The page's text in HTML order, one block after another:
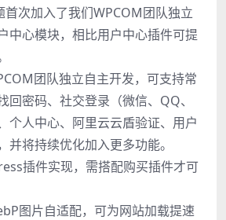
次加入了我们WPCOM团队独立
中心模块，相比用户中心插件可提
团队独立自主开发，可支持常
回密码、社交登录（微信、QQ、
个人中心、阿里云云盾验证、用户
并将持续优化加入更多功能。
插件实现，需搭配购买插件才可
图片自适配，可为网站加载提速